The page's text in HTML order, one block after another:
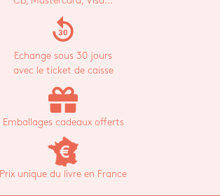
replay_30
Echange sous 30 jours
avec le ticket de caisse
Emballages cadeaux offerts
Prix unique du livre en France